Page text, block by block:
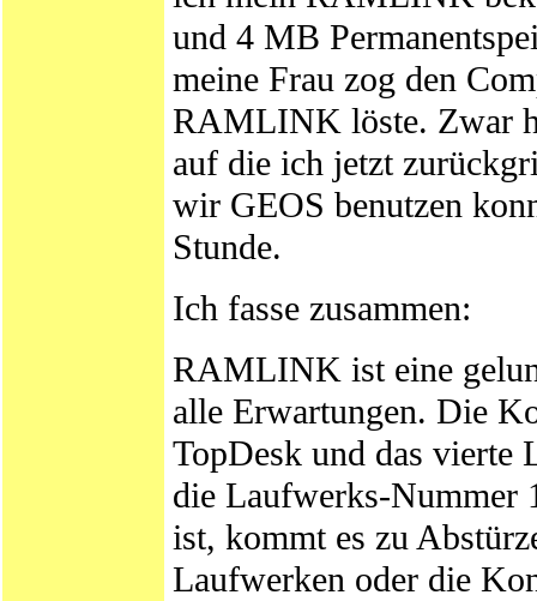
und 4 MB
meine Frau zog den
RAMLINK löste. Zwar
auf die ich jetzt
wir GEOS benutzen
Stunde.
Ich fasse zusammen:
RAMLINK ist eine
alle Erwartungen. Die
TopDesk und das
die Laufwerks-Nummer
ist, kommt es zu
Laufwerken oder die